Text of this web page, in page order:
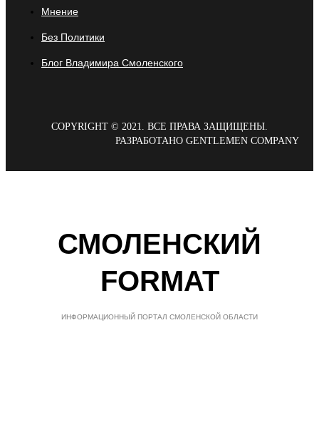
Мнение
Без Политики
Блог Владимира Смоленского
COPYRIGHT © 2021. ВСЕ ПРАВА ЗАЩИЩЕНЫ.
РАЗРАБОТАНО GENTLEMEN COMPANY
СМОЛЕНСКИЙ
FORMAT
ИНФОРМАЦИОННЫЙ ПОРТАЛ СМОЛЕНСКОЙ ОБЛАСТИ